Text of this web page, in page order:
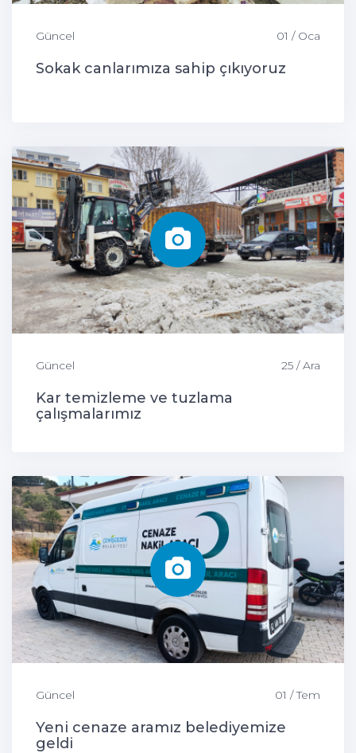
Güncel 01 / Oca
Sokak canlarımıza sahip çıkıyoruz
Güncel 25 / Ara
Kar temizleme ve tuzlama
çalışmalarımız
Güncel 01 / Tem
Yeni cenaze aramız belediyemize
geldi